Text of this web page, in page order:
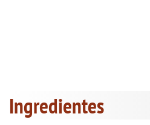
Ingredientes